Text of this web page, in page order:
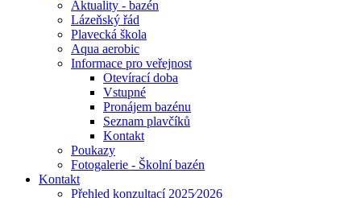
Aktuality - bazén
Lázeňský řád
Plavecká škola
Aqua aerobic
Informace pro veřejnost
Otevírací doba
Vstupné
Pronájem bazénu
Seznam plavčíků
Kontakt
Poukazy
Fotogalerie - Školní bazén
Kontakt
Přehled konzultací 2025⁄2026